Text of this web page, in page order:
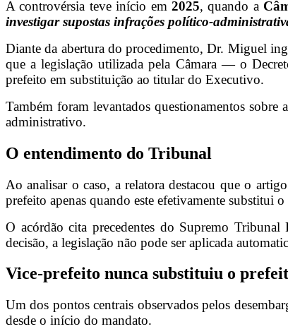
A controvérsia teve início em 2025, quando a
investigar supostas infrações político-
Diante da abertura do procedimento, Dr. Miguel
que a legislação utilizada pela Câmara — o
prefeito em substituição ao titular do Executivo.
Também foram levantados questionamentos sobre
administrativo.
O entendimento do Tribunal
Ao analisar o caso, a relatora destacou que o
prefeito apenas quando este efetivamente substitui
O acórdão cita precedentes do Supremo
decisão, a legislação não pode ser aplicada
Vice-prefeito nunca substituiu o
Um dos pontos centrais observados pelos
desde o início do mandato.